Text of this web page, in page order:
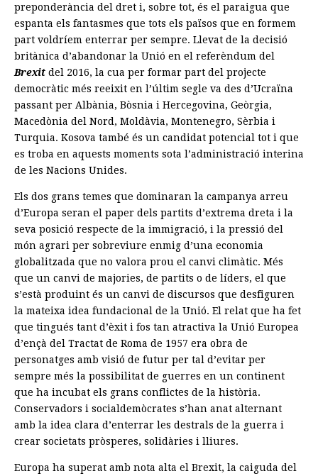
preponderància del dret i, sobre tot, és el paraigua que
espanta els fantasmes que tots els països que en formem
part voldríem enterrar per sempre. Llevat de la decisió
britànica d’abandonar la Unió en el referèndum del
Brexit del 2016, la cua per formar part del projecte
democràtic més reeixit en l’últim segle va des d’Ucraïna
passant per Albània, Bòsnia i Hercegovina, Geòrgia,
Macedònia del Nord, Moldàvia, Montenegro, Sèrbia i
Turquia. Kosova també és un candidat potencial tot i que
es troba en aquests moments sota l’administració interina
de les Nacions Unides.
Els dos grans temes que dominaran la campanya arreu
d’Europa seran el paper dels partits d’extrema dreta i la
seva posició respecte de la immigració, i la pressió del
món agrari per sobreviure enmig d’una economia
globalitzada que no valora prou el canvi climàtic. Més
que un canvi de majories, de partits o de líders, el que
s’està produint és un canvi de discursos que desfiguren
la mateixa idea fundacional de la Unió. El relat que ha fet
que tingués tant d’èxit i fos tan atractiva la Unió Europea
d’ençà del Tractat de Roma de 1957 era obra de
personatges amb visió de futur per tal d’evitar per
sempre més la possibilitat de guerres en un continent
que ha incubat els grans conflictes de la història.
Conservadors i socialdemòcrates s’han anat alternant
amb la idea clara d’enterrar les destrals de la guerra i
crear societats pròsperes, solidàries i lliures.
Europa ha superat amb nota alta el Brexit, la caiguda del